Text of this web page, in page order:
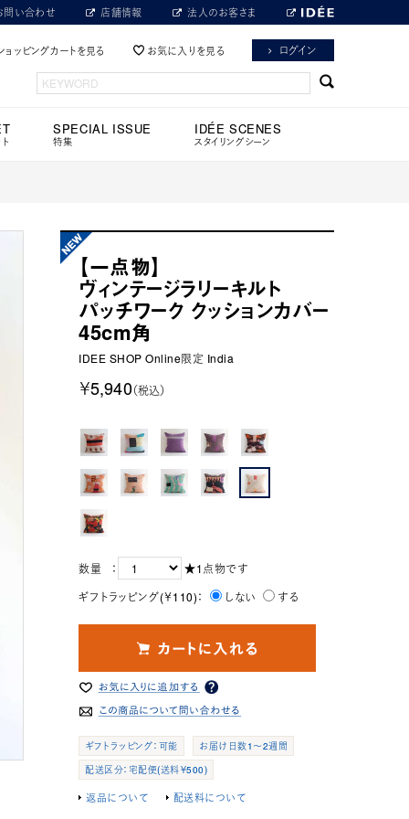
問い合わせ 店舗情報 法人のお客さま
ョッピングカートを見る お気に入りを見る ログイン
SPECIAL ISSUE
特集
IDÉE SCENES
スタイリングシーン
【一点物】
ヴィンテージラリーキルト
パッチワーク クッションカバー
45cm角
IDEE SHOP Online限定 India
￥5,940（税込）
数量 ：
★1点物です
ギフトラッピング(￥110)：
しない する
ギフトラッピング：可能
お届け日数1～2週間
配送区分：宅配便(送料￥500)
返品について 配送料について